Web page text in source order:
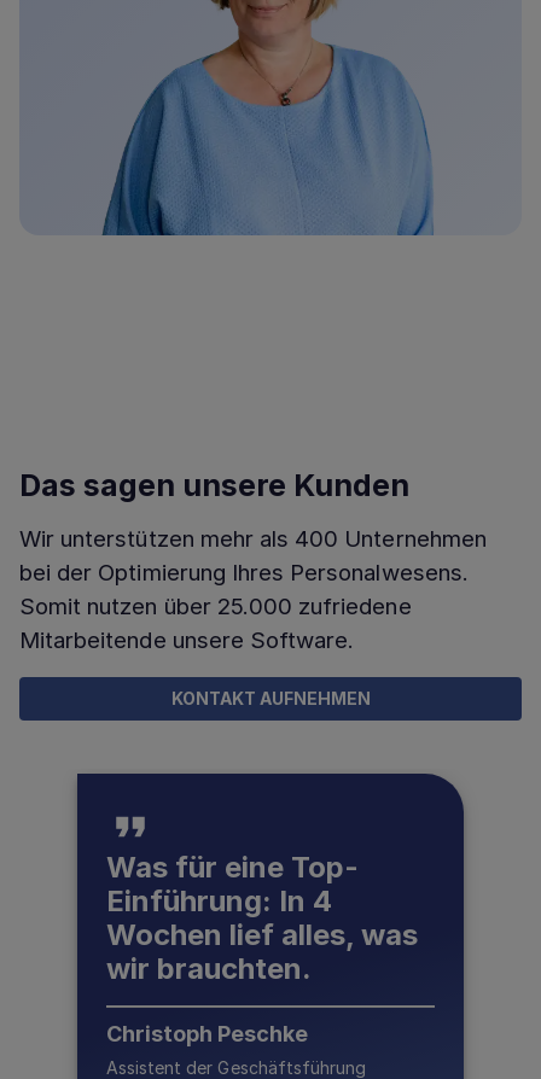
Das sagen unsere Kunden
Wir unterstützen mehr als 400 Unternehmen
bei der Optimierung Ihres Personalwesens.
Somit nutzen über 25.000 zufriedene
Mitarbeitende unsere Software.
KONTAKT AUFNEHMEN
Was für eine Top-
Einführung: In 4
Wochen lief alles, was
wir brauchten.
Christoph Peschke
Assistent der Geschäftsführung